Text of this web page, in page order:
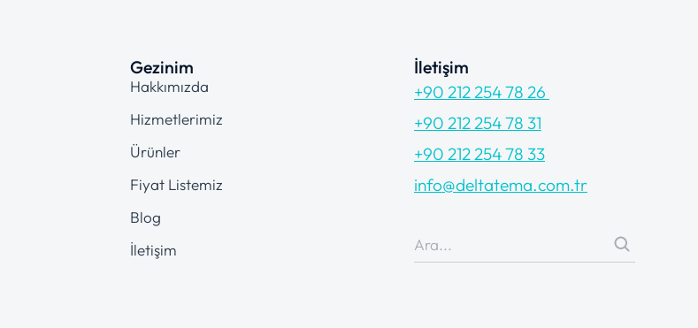
Gezinim
Hakkımızda
Hizmetlerimiz
Ürünler
Fiyat Listemiz
Blog
İletişim
İletişim
+90 212 254 78 26
+90 212 254 78 31
+90 212 254 78 33
info@deltatema.com.tr